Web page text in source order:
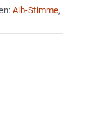
Aib-Stimme,